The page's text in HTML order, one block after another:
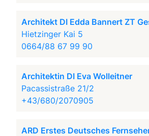
Architekt DI Edda Bannert ZT
Hietzinger Kai 5
0664/88 67 99 90
Architektin DI Eva Wolleitner
Pacassistraße 21/2
+43/680/2070905
ARD Erstes Deutsches